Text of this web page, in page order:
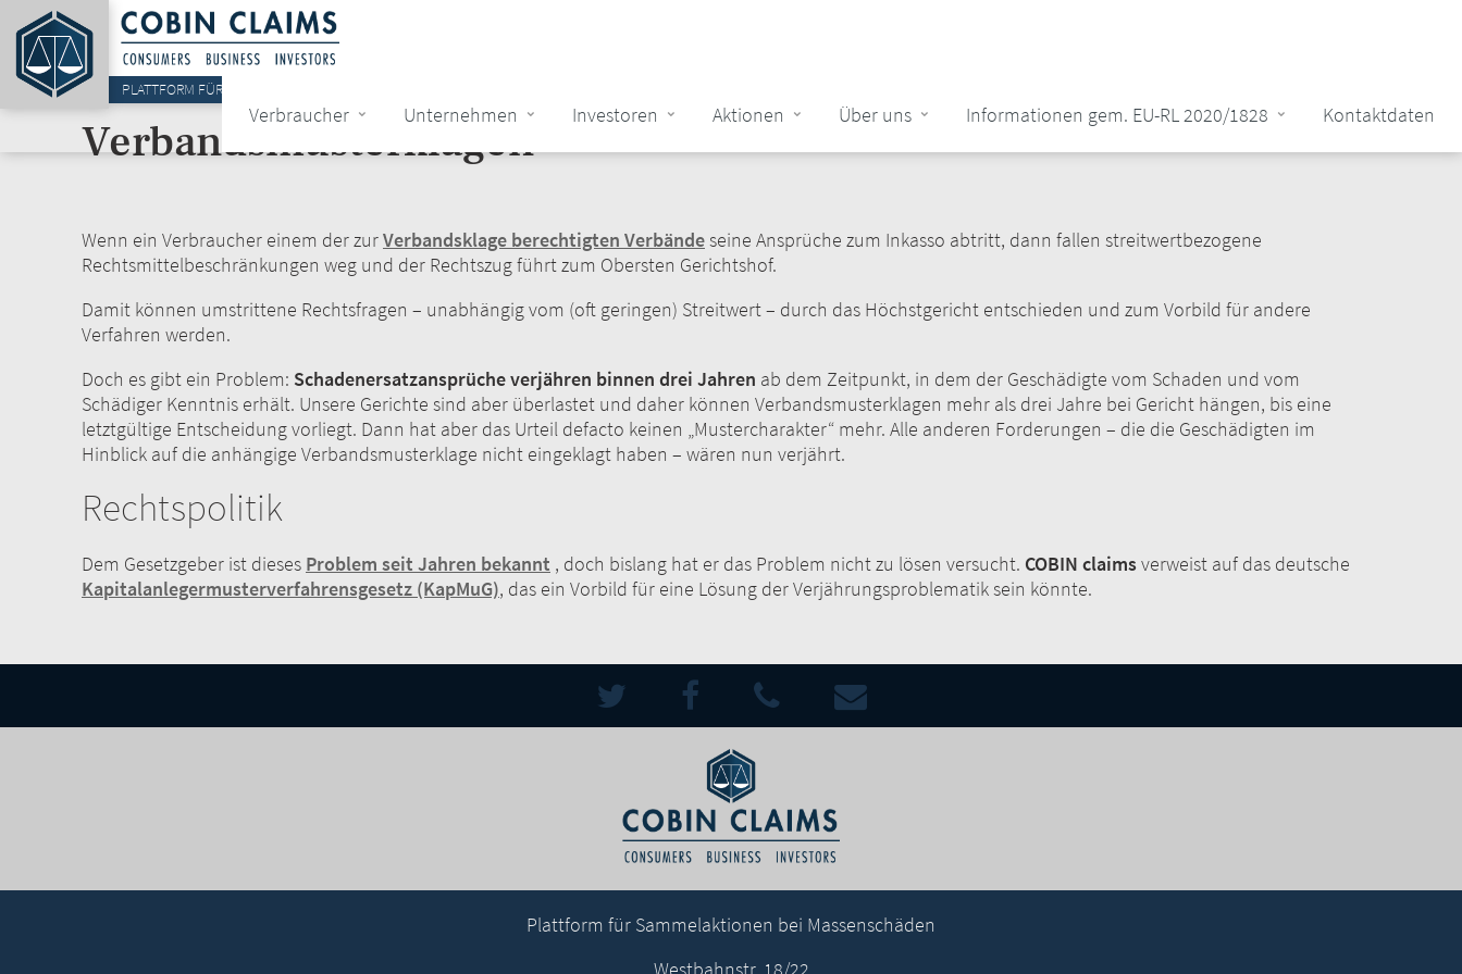
Direkt
zum
Inhalt
PLATTFORM FÜR SAMMELAKTIONEN...
Hauptnavigation
Verbraucher Unternehmen Investoren Aktionen Über uns Informationen gem. EU-RL 2020/1828 Kontaktdaten
Verbandsmusterklagen
Wenn ein Verbraucher einem der zurVerbandsklage berechtigten Verbändeseine Ansprüche zum Inkasso abtritt, dann fallen streitwertbezogene
Rechtsmittelbeschränkungen weg und der Rechtszug führt zum Obersten Gerichtshof.
Damit können umstrittene Rechtsfragen – unabhängig vom (oft geringen) Streitwert – durch das Höchstgericht entschieden und zum Vorbild für andere
Verfahren werden.
Doch es gibt ein Problem: Schadenersatzansprüche verjähren binnen drei Jahren ab dem Zeitpunkt, in dem der Geschädigte vom Schaden und vom
Schädiger Kenntnis erhält. Unsere Gerichte sind aber überlastet und daher können Verbandsmusterklagen mehr als drei Jahre bei Gericht hängen, bis eine
letztgültige Entscheidung vorliegt. Dann hat aber das Urteil defacto keinen „Mustercharakter“ mehr. Alle anderen Forderungen – die die Geschädigten im
Hinblick auf die anhängige Verbandsmusterklage nicht eingeklagt haben – wären nun verjährt.
Rechtspolitik
Dem Gesetzgeber ist dieses Problem seit Jahren bekannt , doch bislang hat er das Problem nicht zu lösen versucht. COBIN claimsverweist auf das deutsche
Kapitalanlegermusterverfahrensgesetz (KapMuG), das ein Vorbild für eine Lösung der Verjährungsproblematik sein könnte.
Plattform für Sammelaktionen bei Massenschäden